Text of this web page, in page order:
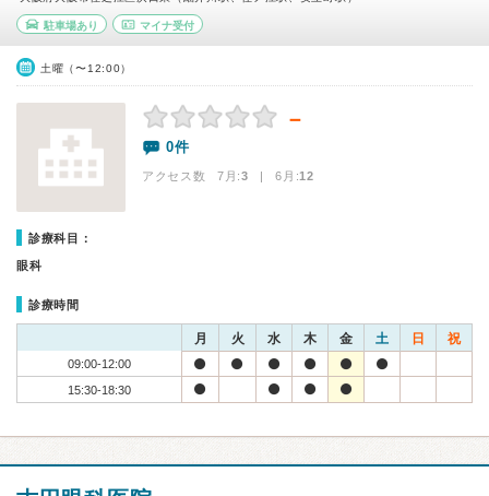
駐車場あり マイナ受付
土曜（〜12:00）
－
0件
アクセス数 7月:3 | 6月:12
診療科目：
眼科
診療時間
月 火 水 木 金 土 日 祝
09:00-12:00
15:30-18:30